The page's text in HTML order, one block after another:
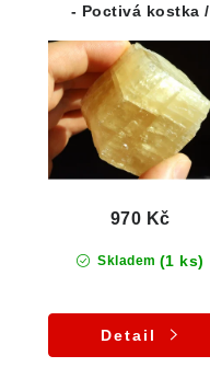
- Poctivá kostka /
leskem
Skladem (1 ks)
970 Kč
Detail